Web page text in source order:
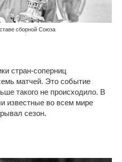
сборной Союза
стран-соперниц
матчей. Это событие
такого не происходило. В
известные во всем мире
сезон.